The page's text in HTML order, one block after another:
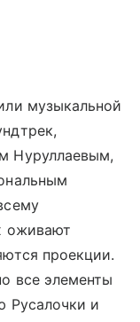
музыкальной
Нуруллаевым,
оживают
проекции.
все элементы
Русалочки и